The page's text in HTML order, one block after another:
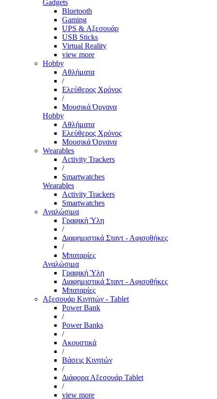
Gadgets
Bluetooth
Gaming
UPS & Αξεσουάρ
USB Sticks
Virtual Reality
view more
Hobby
Αθλήματα
/
Ελεύθερος Χρόνος
/
Μουσικά Όργανα
Hobby
Αθλήματα
Ελεύθερος Χρόνος
Μουσικά Όργανα
Wearables
Activity Trackers
/
Smartwatches
Wearables
Activity Trackers
Smartwatches
Αναλώσιμα
Γραφική Ύλη
/
Διαφημιστικά Σταντ - Αφισοθήκες
/
Μπαταρίες
Αναλώσιμα
Γραφική Ύλη
Διαφημιστικά Σταντ - Αφισοθήκες
Μπαταρίες
Αξεσουάρ Κινητών - Tablet
Power Bank
/
Power Banks
/
Ακουστικά
/
Βάσεις Κινητών
/
Διάφορα Αξεσουάρ Tablet
/
view more